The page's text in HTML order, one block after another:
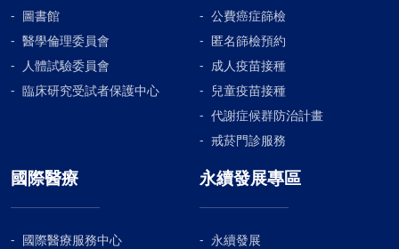
圖書館
醫學倫理委員會
人體試驗委員會
臨床研究受試者保護中心
公費癌症篩檢
匿名篩檢預約
成人疫苗接種
兒童疫苗接種
代謝症候群防治計畫
戒菸門診服務
國際醫療
國際醫療服務中心
永續發展專區
永續發展